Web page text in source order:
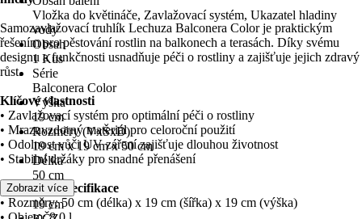
Vložka do květináče, Zavlažovací systém, Ukazatel hladiny
vody
Obsah
1 Kus
Série
Balconera Color
Výška
19 cm
Rozměry (VxŠxD)
19 cm x 19 cm x 50 cm
Délka
50 cm
Šířka
19 cm
Samozavlažovací truhlík Lechuza Balconera Color je praktickým
řešením pro pěstování rostlin na balkonech a terasách. Díky svému
designu a funkčnosti usnadňuje péči o rostliny a zajišťuje jejich zdravý
růst.
Klíčové vlastnosti
• Zavlažovací systém pro optimální péči o rostliny
• Mrazuvzdorný materiál pro celoroční použití
• Odolnost vůči UV záření zajišťuje dlouhou životnost
• Stabilní držáky pro snadné přenášení
Technická specifikace
• Rozměry: 50 cm (délka) x 19 cm (šířka) x 19 cm (výška)
Zobrazit více